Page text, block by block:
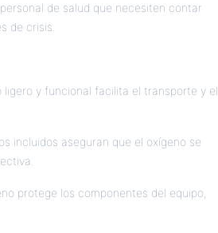
de salud que necesiten contar
de crisis.
y funcional facilita el transporte y el
incluidos aseguran que el oxígeno se
protege los componentes del equipo,